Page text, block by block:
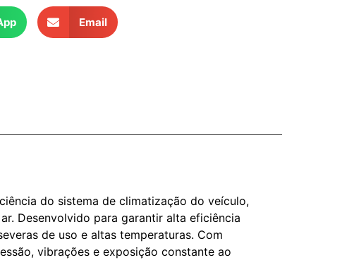
Email
do sistema de climatização do veículo,
Desenvolvido para garantir alta eficiência
de uso e altas temperaturas. Com
vibrações e exposição constante ao